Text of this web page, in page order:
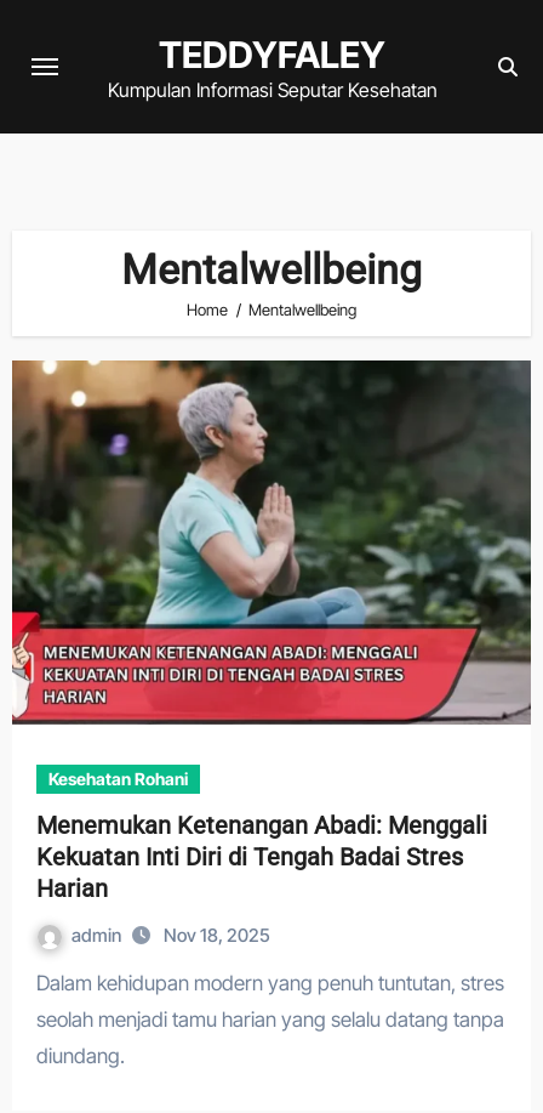
TEDDYFALEY
Kumpulan Informasi Seputar Kesehatan
Mentalwellbeing
Home Mentalwellbeing
Kesehatan Rohani
Menemukan Ketenangan Abadi: Menggali
Kekuatan Inti Diri di Tengah Badai Stres
Harian
admin Nov 18, 2025
Dalam kehidupan modern yang penuh tuntutan, stres
seolah menjadi tamu harian yang selalu datang tanpa
diundang.